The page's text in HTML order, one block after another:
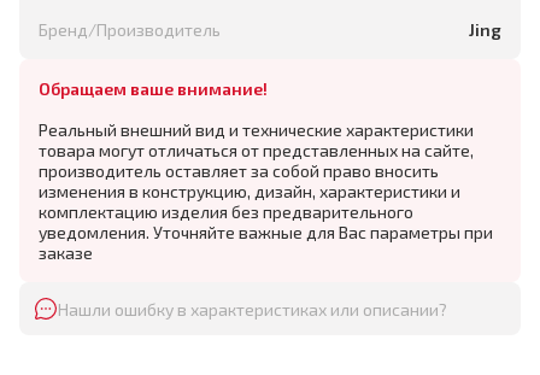
Бренд/Производитель Jing
Обращаем ваше внимание!
Реальный внешний вид и технические характеристики
товара могут отличаться от представленных на сайте,
производитель оставляет за собой право вносить
изменения в конструкцию, дизайн, характеристики и
комплектацию изделия без предварительного
уведомления. Уточняйте важные для Вас параметры при
заказе
Нашли ошибку в характеристиках или описании?